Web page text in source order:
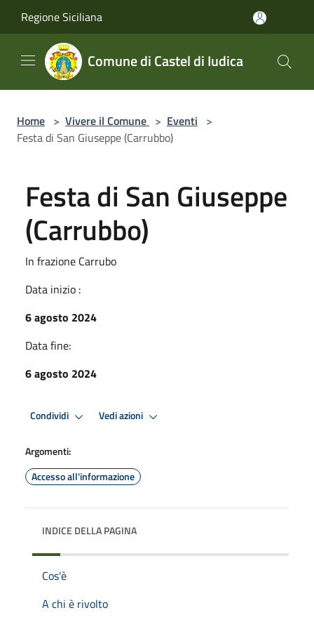
Regione Siciliana
Comune di Castel di Iudica
Home > Vivere il Comune > Eventi >
Festa di San Giuseppe (Carrubbo)
Festa di San Giuseppe
(Carrubbo)
In frazione Carrubo
Data inizio :
6 agosto 2024
Data fine:
6 agosto 2024
Condividi Vedi azioni
Argomenti:
Accesso all'informazione
INDICE DELLA PAGINA
Cos'è
A chi è rivolto